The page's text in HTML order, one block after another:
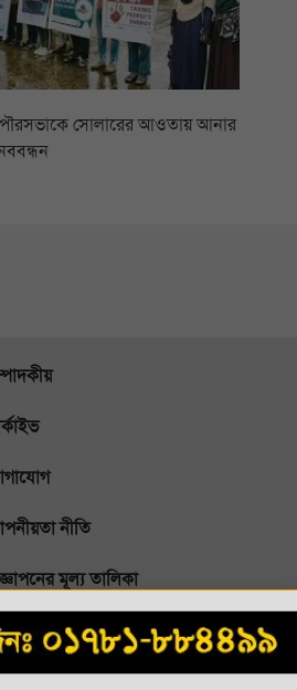
সোলারের আওতায় আনার
নীতি
মূল্য তালিকা